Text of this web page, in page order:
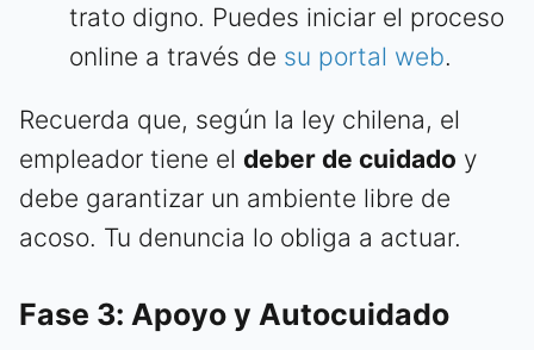
trato digno. Puedes iniciar el proceso
online a través de su portal web.
Recuerda que, según la ley chilena, el
empleador tiene el deber de cuidado y
debe garantizar un ambiente libre de
acoso. Tu denuncia lo obliga a actuar.
Fase 3: Apoyo y Autocuidado